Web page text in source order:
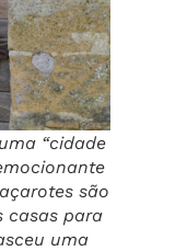
“cidade
são
casas para
uma